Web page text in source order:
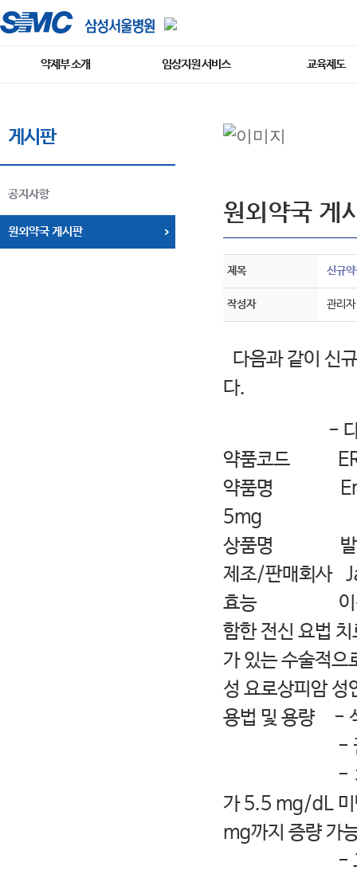
약제부 소개 임상지원 서비스 교육제도
게시판
공지사항
원외약국 게시판
원외약국 게
제목 신규
작성자 관리자
다음과 같이 신
다.
- 다
약품코드
약품명
5mg
상품명 발베
제조/판매회사
효능 이전에
함한 전신 요법
가 있는 수술
성 요로상피암 성
용법 및 용량 -
- 권장 시
- 치료 시작
가 5.5 mg/dL 미
mg까지 증량 가
- 고인산혈